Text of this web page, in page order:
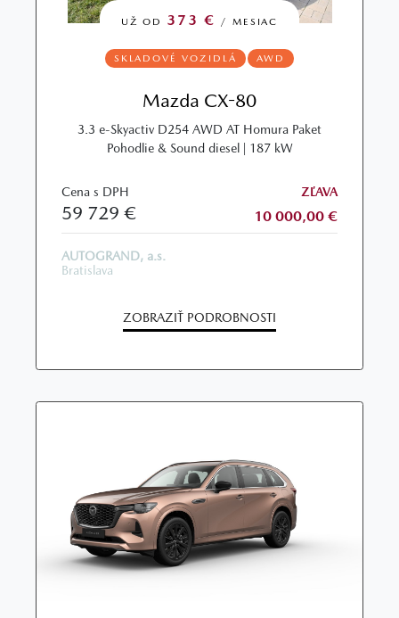
UŽ OD 373 € / MESIAC
SKLADOVÉ VOZIDLÁ AWD
Mazda CX-80
3.3 e-Skyactiv D254 AWD AT Homura Paket
Pohodlie & Sound diesel | 187 kW
Cena s DPH
59 729 €
ZĽAVA
10 000,00 €
AUTOGRAND, a.s.
Bratislava
ZOBRAZIŤ PODROBNOSTI